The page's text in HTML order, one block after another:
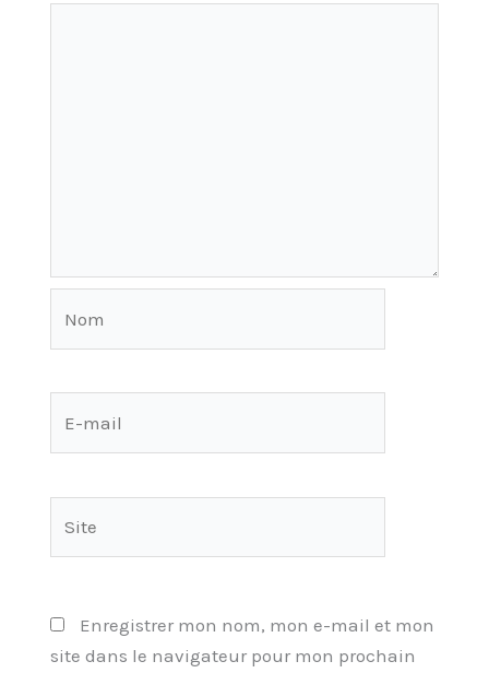
Enregistrer mon nom, mon e-mail et mon
site dans le navigateur pour mon prochain